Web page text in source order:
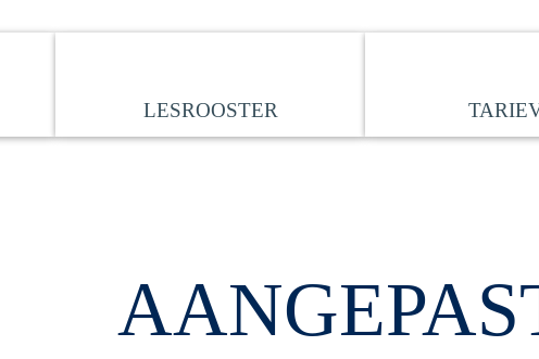
LESROOSTER